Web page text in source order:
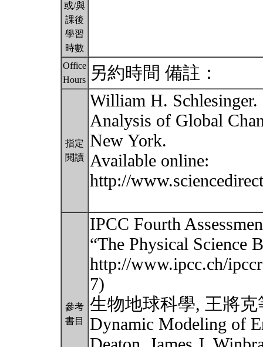
或/與
課後
學習
時數
Office
Hours
另約時間 備註：
指定
閱讀
William H.
Analysis of Global
New York.
Available online:
http://
參考
書目
IPCC Fourth
“The Physical Science
http://www.ipcc.ch/
7)
生物地球科學, 王將克
Dynamic Modeling of